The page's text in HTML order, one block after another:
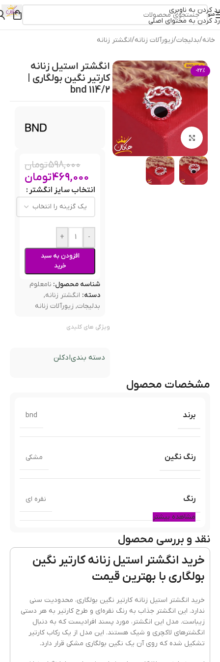
رد کردن به ناوبری
رد کردن به محتوای اصلی
منو
خانه/بدلیجات/زیورآلات زنانه/انگشتر زنانه
-22%
بزرگنمایی تصویر
انگشتر استیل زنانه
کارتیر نگین بولگاری |
114/2 bnd
598,000تومان
469,000تومان
انتخاب سایز انگشتر
-
+
افزودن به سبد
خرید
شناسه محصول: نامعلوم
دسته: انگشتر زنانه,
بدلیجات, زیورآلات زنانه
ویژگی های کلیدی
دسته بندیادکلن
مشخصات محصول
برند bnd
رنگ نگین مشکی
رنگ نقره ای
جنسیت بدلیجات
کیفیت ضدحساست و رنگ ثابت
جنس آبکاری نقره ای,استیل
مشاهده بیشتر
نقد و بررسی محصول
خرید انگشتر استیل زنانه کارتیر نگین
بولگاری با بهترین قیمت
خرید انگشتر استیل زنانه کارتیر نگین بولگاری، محدودیت سنی
ندارد. این انگشتر جذاب به رنگ نقره‌ای و طرح کارتیر به هر دستی
زیباست. مدل این انگشتر، مورد پسند افرادیست که به دنبال
انگشترهای لاکچری و شیک هستند. این مدل از یک رکاب کارتیر
تشکیل شده که روی آن یک نگین بولگاری مشکی قرار دارد.